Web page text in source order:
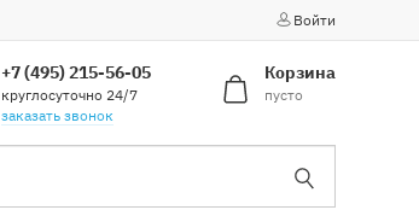
Войти
+7 (495) 215-56-05
круглосуточно 24/7
заказать звонок
Корзина
пусто